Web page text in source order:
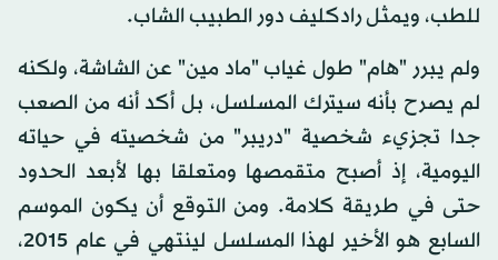
للطب، ويمثل رادكليف دور الطبيب الشاب.
ولم يبرر "هام" طول غياب "ماد مين" عن الشاشة، ولكنه
لم يصرح بأنه سيترك المسلسل، بل أكد أنه من الصعب
جدا تجزيء شخصية "دريبر" من شخصيته في حياته
اليومية، إذ أصبح متقمصها ومتعلقا بها لأبعد الحدود
حتى في طريقة كلامة. ومن التوقع أن يكون الموسم
السابع هو الأخير لهذا المسلسل لينتهي في عام 2015،